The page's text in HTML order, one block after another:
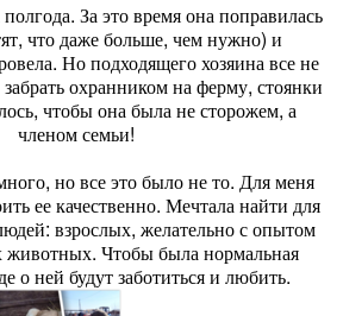
За это время она поправилась
что даже больше, чем нужно) и
Но подходящего хозяина все не
охранником на ферму, стоянки
чтобы она была не сторожем, а
членом семьи!
но все это было не то. Для меня
ее качественно. Мечтала найти для
взрослых, желательно с опытом
животных. Чтобы была нормальная
о ней будут заботиться и любить.